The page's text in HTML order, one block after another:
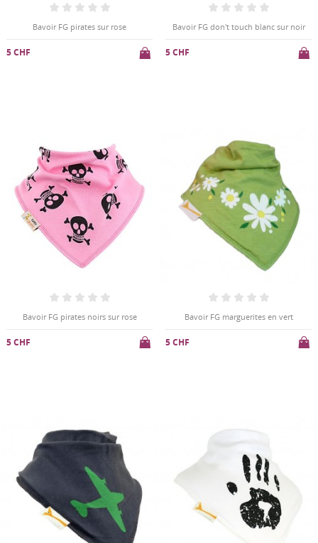
Bavoir FG pirates sur rose
5 CHF
Bavoir FG don't touch blanc sur noir
5 CHF
Bavoir FG pirates noirs sur rose
5 CHF
Bavoir FG marguerites en vert
5 CHF